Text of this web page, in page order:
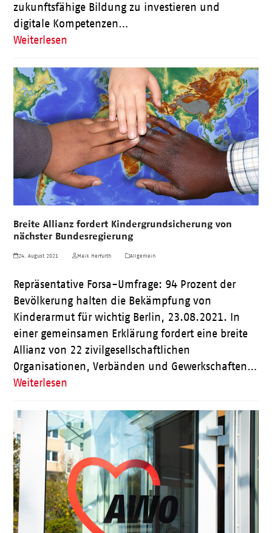
zukunftsfähige Bildung zu investieren und
digitale Kompetenzen…
Weiterlesen
Breite Allianz fordert Kindergrundsicherung von
nächster Bundesregierung
24. August 2021 Maik Herfurth Allgemein
Repräsentative Forsa-Umfrage: 94 Prozent der
Bevölkerung halten die Bekämpfung von
Kinderarmut für wichtig Berlin, 23.08.2021. In
einer gemeinsamen Erklärung fordert eine breite
Allianz von 22 zivilgesellschaftlichen
Organisationen, Verbänden und Gewerkschaften…
Weiterlesen